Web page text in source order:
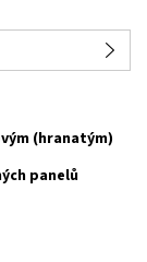
(hranatým)
panelů